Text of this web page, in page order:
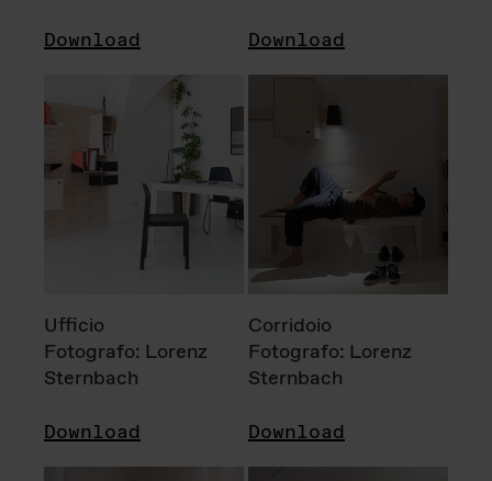
Download Download
Ufficio
Fotografo: Lorenz
Sternbach
Download
Corridoio
Fotografo: Lorenz
Sternbach
Download